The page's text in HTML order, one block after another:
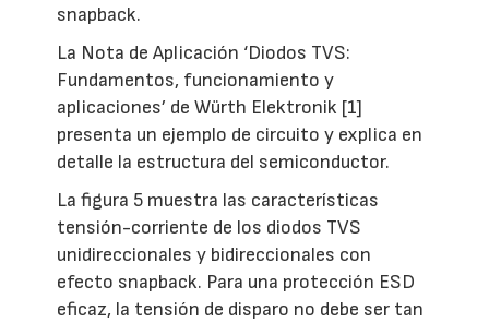
snapback.
La Nota de Aplicación ‘Diodos TVS:
Fundamentos, funcionamiento y
aplicaciones’ de Würth Elektronik [1]
presenta un ejemplo de circuito y explica en
detalle la estructura del semiconductor.
La figura 5 muestra las características
tensión-corriente de los diodos TVS
unidireccionales y bidireccionales con
efecto snapback. Para una protección ESD
eficaz, la tensión de disparo no debe ser tan